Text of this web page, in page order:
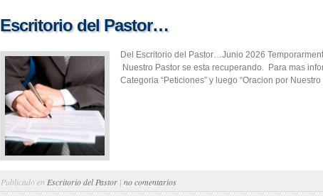
Escritorio del Pastor…
Del Escritorio del Pastor…Junio 2026
Nuestro Pastor se esta recuperando. Para mas
Categoria “Peticiones” y luego “Oracion por
Publicado en Escritorio del Pastor | no comentarios